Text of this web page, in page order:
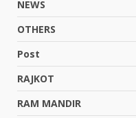
NEWS
OTHERS
Post
RAJKOT
RAM MANDIR